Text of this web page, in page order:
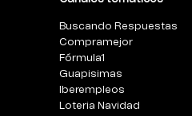
Buscando Respuestas
Compramejor
Fórmula1
Guapisimas
Iberempleos
Loteria Navidad